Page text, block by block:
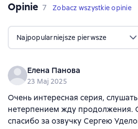
Opinie 7 opinie
7 Zobacz wszystkie opinie
Najpopularniejsze pierwsze
Елена Панова
23 Maj 2025
Очень интересная серия,
нетерпением жду продолжения.
спасибо за озвучку Сергею